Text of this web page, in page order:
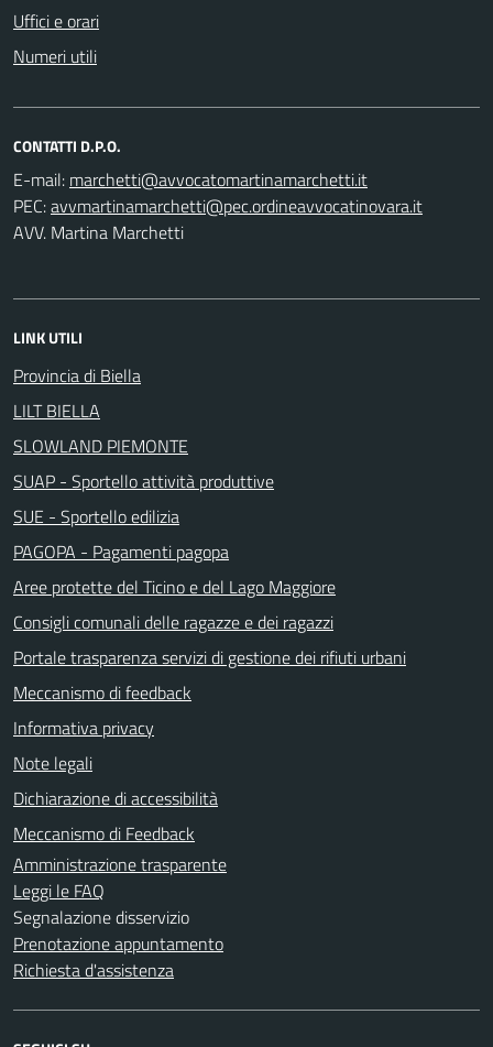
Uffici e orari
Numeri utili
CONTATTI D.P.O.
E-mail:
PEC:
AVV. Martina Marchetti
LINK UTILI
Provincia di Biella
LILT BIELLA
SLOWLAND PIEMONTE
SUAP - Sportello attività produttive
SUE - Sportello edilizia
PAGOPA - Pagamenti pagopa
Aree protette del Ticino e del Lago Maggiore
Consigli comunali delle ragazze e dei ragazzi
Portale trasparenza servizi di gestione dei rifiuti urbani
Meccanismo di feedback
Informativa privacy
Note legali
Dichiarazione di accessibilità
Meccanismo di Feedback
Amministrazione trasparente
Leggi le FAQ
Segnalazione disservizio
Prenotazione appuntamento
Richiesta d'assistenza